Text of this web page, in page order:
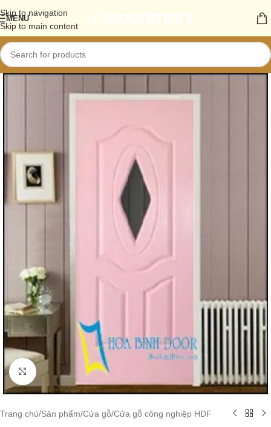
Skip to navigation
Skip to main content
MENU
Click to enlarge
Trang chủ/Sản phẩm/Cửa gỗ/Cửa gỗ công nghiệp HDF